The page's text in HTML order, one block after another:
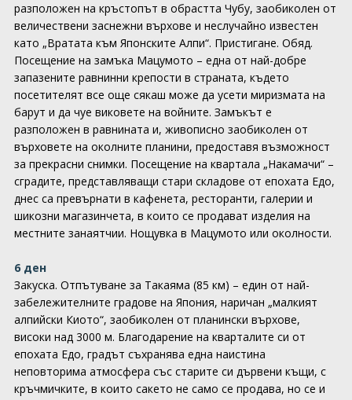
разположен на кръстопът в обрастта Чубу, заобиколен от
величествени заснежни върхове и неслучайно известен
като „Вратата към Японските Алпи“. Пристигане. Обяд.
Посещение на замъка Мацумото – една от най-добре
запазените равнинни крепости в страната, където
посетителят все още сякаш може да усети миризмата на
барут и да чуе виковете на войните. Замъкът е
разположен в равнината и, живописно заобиколен от
върховете на околните планини, предоставя възможност
за прекрасни снимки. Посещение на квартала „Накамачи“ –
сградите, представляващи стари складове от епохата Едо,
днес са превърнати в кафенета, ресторанти, галерии и
шикозни магазинчета, в които се продават изделия на
местните занаятчии. Нощувка в Мацумото или околности.
6 ден
Закуска. Отпътуване за Такаяма (85 км) – един от най-
забележителните градове на Япония, наричан „малкият
алпийски Киото“, заобиколен от планински върхове,
високи над 3000 м. Благодарение на кварталите си от
епохата Едо, градът съхранява една наистина
неповторима атмосфера със старите си дървени къщи, с
кръчмичките, в които сакето не само се продава, но се и